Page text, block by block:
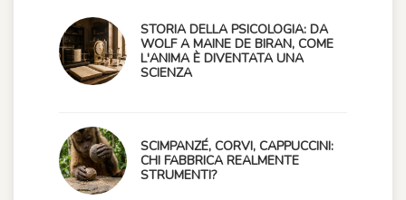
STORIA DELLA PSICOLOGIA: DA
WOLF A MAINE DE BIRAN, COME
L'ANIMA È DIVENTATA UNA
SCIENZA
SCIMPANZÉ, CORVI, CAPPUCCINI:
CHI FABBRICA REALMENTE
STRUMENTI?